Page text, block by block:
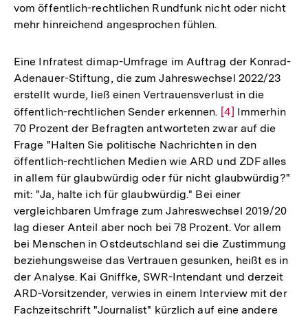
vom öffentlich-rechtlichen Rundfunk nicht oder nicht
mehr hinreichend angesprochen fühlen.
Eine Infratest dimap-Umfrage im Auftrag der Konrad-
Adenauer-Stiftung, die zum Jahreswechsel 2022/23
erstellt wurde, ließ einen Vertrauensverlust in die
öffentlich-rechtlichen Sender erkennen. Zur
Auflösung
der
Fußnote
[4] Immerhin
70 Prozent der Befragten antworteten zwar auf die
Frage "Halten Sie politische Nachrichten in den
öffentlich-rechtlichen Medien wie ARD und ZDF alles
in allem für glaubwürdig oder für nicht glaubwürdig?"
mit: "Ja, halte ich für glaubwürdig." Bei einer
vergleichbaren Umfrage zum Jahreswechsel 2019/20
lag dieser Anteil aber noch bei 78 Prozent. Vor allem
bei Menschen in Ostdeutschland sei die Zustimmung
beziehungsweise das Vertrauen gesunken, heißt es in
der Analyse. Kai Gniffke, SWR-Intendant und derzeit
ARD-Vorsitzender, verwies in einem Interview mit der
Fachzeitschrift "Journalist" kürzlich auf eine andere